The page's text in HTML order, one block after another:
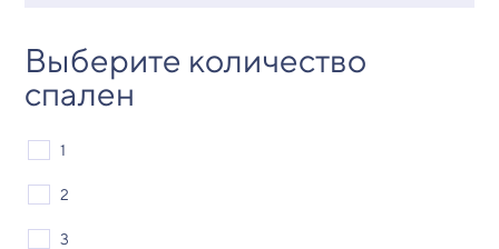
Выберите количество
спален
1
2
3